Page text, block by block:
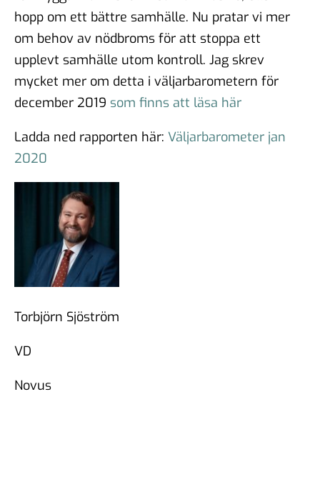
hopp om ett bättre samhälle. Nu pratar vi mer
om behov av nödbroms för att stoppa ett
upplevt samhälle utom kontroll. Jag skrev
mycket mer om detta i väljarbarometern för
december 2019 som finns att läsa här
Ladda ned rapporten här: Väljarbarometer jan
2020
Torbjörn Sjöström
VD
Novus